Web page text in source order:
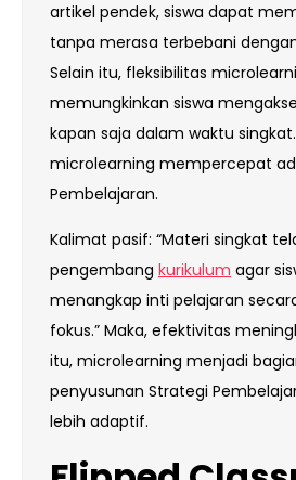
artikel pendek, siswa dapat
tanpa merasa terbebani
Selain itu, fleksibilitas
memungkinkan siswa
kapan saja dalam waktu
microlearning mempercepat
Pembelajaran.
Kalimat pasif: “Materi singkat
pengembang kurikulum agar
menangkap inti pelajaran
fokus.” Maka, efektivitas
itu, microlearning menjadi
penyusunan Strategi
lebih adaptif.